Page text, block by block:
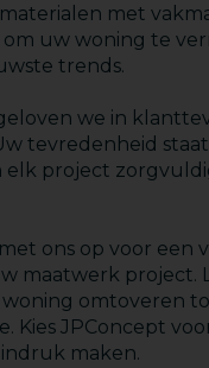
met
om uw woning te
trends.
we in
tevredenheid
elk project
ons op voor een
maatwerk project.
omtoveren
Kies JPConcept
maken.